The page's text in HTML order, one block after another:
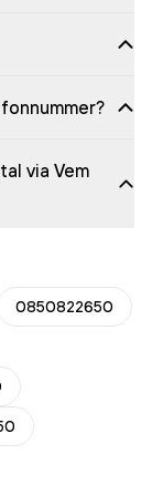
via Vem
0850822650